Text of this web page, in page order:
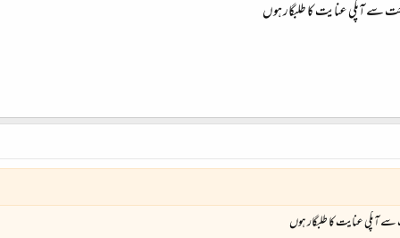
سے آپکی عنایت کا طلبگار ہوں
آپکی عنایت کا طلبگار ہوں